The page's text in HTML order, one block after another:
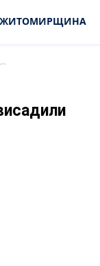
ЖИТОМИРЩИНА